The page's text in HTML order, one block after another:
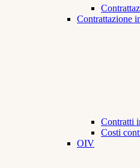
Contrattazione
Contratti
Costi
OIV